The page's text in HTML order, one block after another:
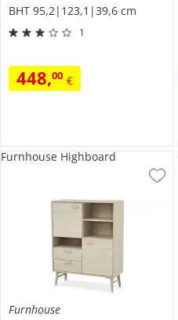
BHT 95,2|123,1|39,6 cm
1
448,00 €
Furnhouse
Furnhouse Highboard